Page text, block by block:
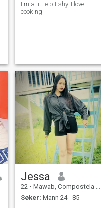
I'm a little bit shy. I love
cooking
Jessa
22 • Mawab, Compostela Valley, Filippinene
Søker: Mann 24 - 85